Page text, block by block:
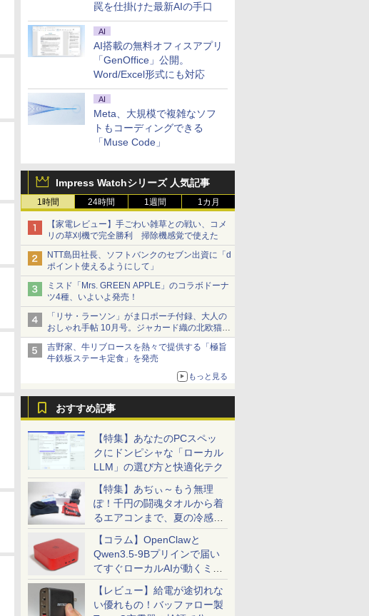
罠を仕掛けた最新AIの手口
AI
AI搭載の無料オフィスアプリ
「GenOffice」公開。
Word/Excel形式にも対応
AI
Meta、大規模で複雑なソフ
トもコーディングできる
「Muse Code」
Impress Watchシリーズ 人気記事
1時間 24時間 1週間 1カ月
【家電レビュー】手ごわい雑草との戦い、コメ
リの草刈機で完全勝利 掃除機感覚で使えた
NTT島田社長、ソフトバンクのセブン出資に「d
ポイント使えるようにして」
ミスド「Mrs. GREEN APPLE」のコラボドーナ
ツ4種、いよいよ発売！
「リサ・ラーソン」がま口ポーチ付録、大人の
おしゃれ手帖 10月号。ジャカード織の北欧猫デ
ザイン
吉野家、牛リブロースを熱々で提供する「極旨
牛鉄板ステーキ定食」を発売
もっと見る
おすすめ記事
【特集】あなたのPCスペッ
クにドンピシャな「ローカル
LLM」の選び方と快適化テク
【特集】あぢぃ～もう無理
ぽ！千円の闘魂タオルから着
るエアコンまで、夏の冷感グ
ッズ一挙紹介
【コラム】OpenClawと
Qwen3.5-9Bプリインで届い
てすぐローカルAIが動くミニ
PC「SER9 Pro」
【レビュー】給電が途切れな
い優れもの！バッファロー製